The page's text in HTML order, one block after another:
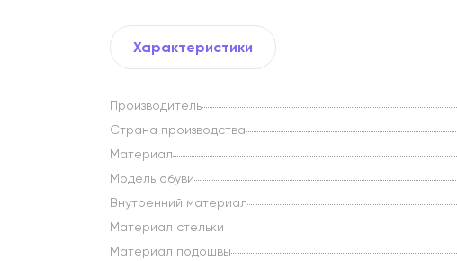
Характеристики
Производитель
Страна производства
Материал
Модель обуви
Внутренний материал
Материал стельки
Материал подошвы